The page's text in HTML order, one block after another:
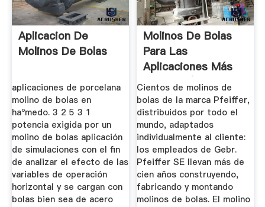
Aplicacion De
Molinos De Bolas
aplicaciones de porcelana
molino de bolas en
haºmedo. 3 2 5 3 1
potencia exigida por un
molino de bolas aplicación
de simulaciones con el fin
de analizar el efecto de las
variables de operación
horizontal y se cargan con
bolas bien sea de acero
Molinos De Bolas
Para Las
Aplicaciones Más
Diversas | Gebr ...
Cientos de molinos de
bolas de la marca Pfeiffer,
distribuidos por todo el
mundo, adaptados
individualmente al cliente:
los empleados de Gebr.
Pfeiffer SE llevan más de
cien años construyendo,
fabricando y montando
molinos de bolas. El molino